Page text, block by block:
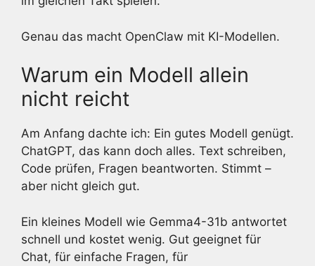
Genau das macht OpenClaw mit KI-Modellen.
Warum ein Modell allein
nicht reicht
Am Anfang dachte ich: Ein gutes Modell genügt.
ChatGPT, das kann doch alles. Text schreiben,
Code prüfen, Fragen beantworten. Stimmt –
aber nicht gleich gut.
Ein kleines Modell wie Gemma4-31b antwortet
schnell und kostet wenig. Gut geeignet für
Chat, für einfache Fragen, für